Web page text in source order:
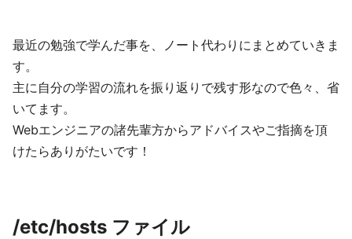
最近の勉強で学んだ事を、ノート代わりにまとめていきま
す。
主に自分の学習の流れを振り返りで残す形なので色々、省
いてます。
Webエンジニアの諸先輩方からアドバイスやご指摘を頂
けたらありがたいです！
/etc/hosts ファイル